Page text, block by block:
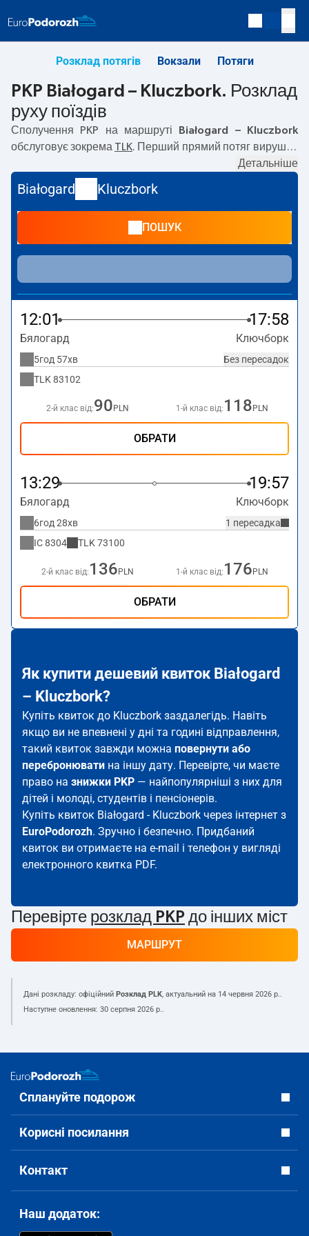
Розклад потягів Вокзали Потяги
PKP Białogard – Kluczbork. Розклад
руху поїздів
Сполучення PKP на маршруті
Białogard – Kluczbork
обслуговує зокрема TLK. Перший прямий потяг вирушає
з вокзалу PKP Białogard за адресоюMarcina
Borzymowskiego 3.
вирушає о 13:29. Найшвидший маршрут пропонує потяг
без пересадокPUŁASKI
. Подорож цим потягом триває
Białogard–Kluczbork
інші потяги:IC Intercity— пропонують нижчу ціну квитка
і зазвичай довший час подорожі. Потяг завершує
маршрут на станції Kluczbork за адресою
46-200
Kluczbork.
Детальніше
Białogard Kluczbork
ПОШУК
12:01 17:58
Бялогард Ключборк
Без пересадок
5год 57хв
TLK 83102
2-й клас від:90 PLN 1-й клас від: 118 PLN
ОБРАТИ
13:29 19:57
Бялогард Ключборк
1 пересадка
6год 28хв
IC8304 TLK 73100
2-й клас від: 136 PLN 1-й клас від: 176 PLN
ОБРАТИ
Як купити дешевий квиток Białogard
– Kluczbork?
Купіть квиток до Kluczbork заздалегідь. Навіть
якщо ви не впевнені у дні та годині відправлення,
такий квиток завжди можна повернути або
перебронювати на іншу дату. Перевірте, чи маєте
право на знижки PKP — найпопулярніші з них для
дітей і молоді, студентів і пенсіонерів.
Купіть квиток Białogard - Kluczbork через інтернет з
EuroPodorozh. Зручно і безпечно. Придбаний
квиток ви отримаєте на e-mail і телефон у вигляді
електронного квитка PDF.
Перевірте розклад PKP до інших міст
МАРШРУТ
Дані розкладу: офіційний Розклад PLK, актуальний на 14 червня 2026 р..
Наступне оновлення: 30 серпня 2026 р..
Сплануйте подорож
Корисні посилання
Контакт
Наш додаток: